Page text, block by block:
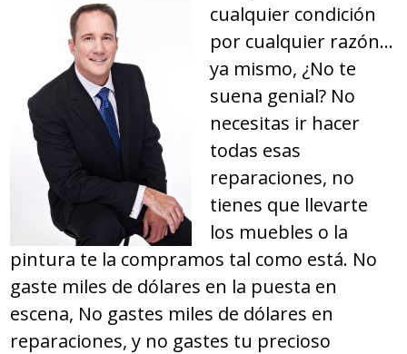
cualquier condición
por cualquier razón…
ya mismo, ¿No te
suena genial? No
necesitas ir hacer
todas esas
reparaciones, no
tienes que llevarte
los muebles o la
pintura te la compramos tal como está. No
gaste miles de dólares en la puesta en
escena, No gastes miles de dólares en
reparaciones, y no gastes tu precioso